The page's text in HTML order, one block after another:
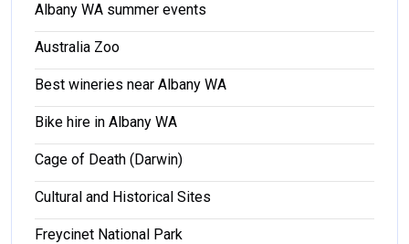
Albany WA summer events
Australia Zoo
Best wineries near Albany WA
Bike hire in Albany WA
Cage of Death (Darwin)
Cultural and Historical Sites
Freycinet National Park